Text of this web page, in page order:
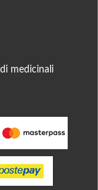
medicinali